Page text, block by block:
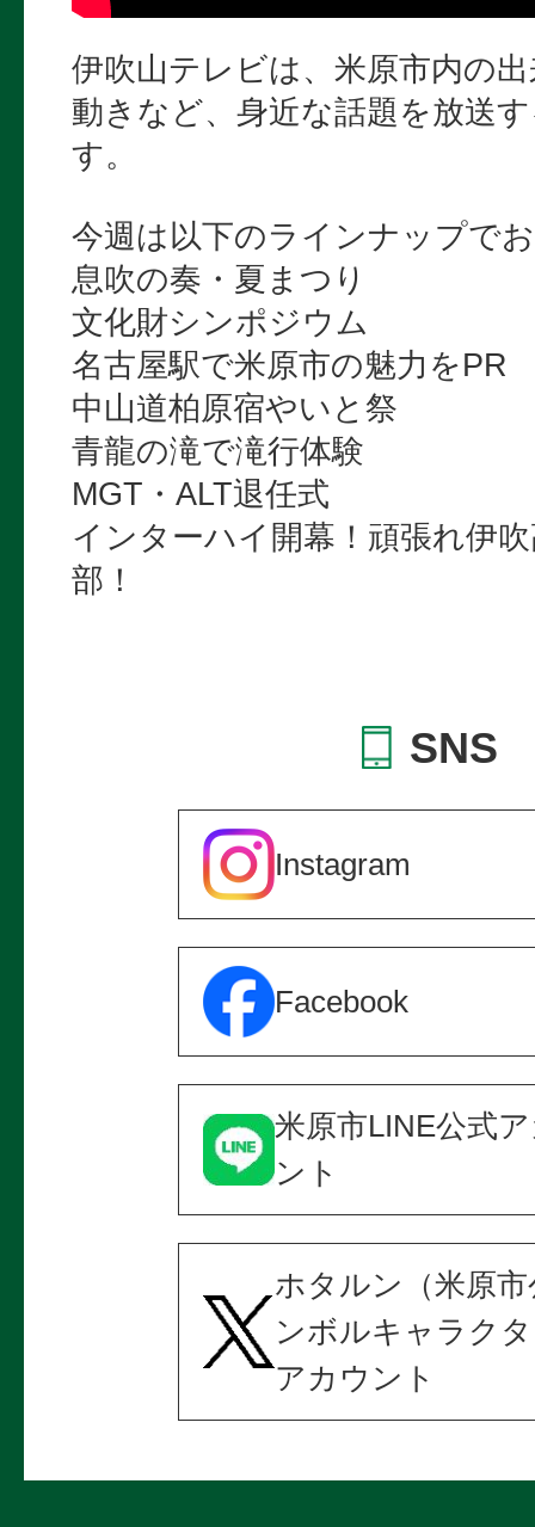
伊吹山テレビは、米原市内の
動きなど、身近な話題を放送
す。
今週は以下のラインナップで
息吹の奏・夏まつり
文化財シンポジウム
名古屋駅で米原市の魅力をPR
中山道柏原宿やいと祭
青龍の滝で滝行体験
MGT・ALT退任式
インターハイ開幕！頑張れ伊
部！
SNS
Instagram
Facebook
米原市LINE公式
ント
ホタルン（米原
ンボルキャラク
アカウント